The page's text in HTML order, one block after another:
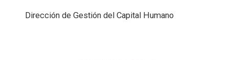
Dirección de Gestión del Capital Humano